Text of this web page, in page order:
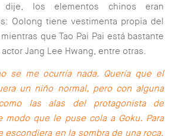
dije, los elementos chinos eran
Oolong tiene vestimenta propia del
que Tao Pai Pai está bastante
Jang Lee Hwang, entre otras.
se me ocurría nada. Quería que el
un niño normal, pero con alguna
las alas del protagonista de
modo que le puse cola a Goku. Para
escondiera en la sombra de una roca,